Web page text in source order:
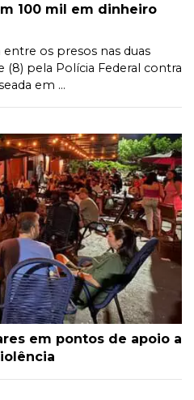
100 mil em dinheiro
os presos nas duas
(8) pela Polícia Federal contra
em ...
em pontos de apoio a